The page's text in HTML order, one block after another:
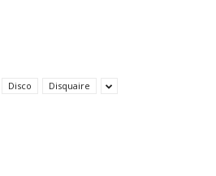
Disco Disquaire